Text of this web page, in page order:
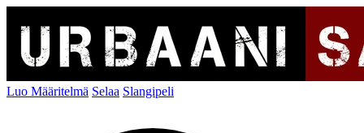
Luo Määritelmä Selaa Slangipeli